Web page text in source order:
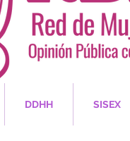
DDHH SISEX